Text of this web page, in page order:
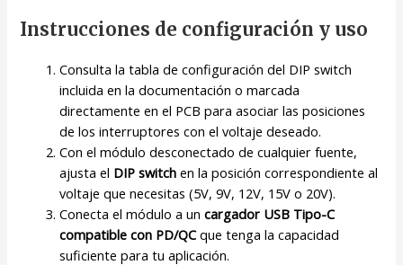
Instrucciones de configuración y uso
Consulta la tabla de configuración del DIP switch
incluida en la documentación o marcada
directamente en el PCB para asociar las posiciones
de los interruptores con el voltaje deseado.
Con el módulo desconectado de cualquier fuente,
ajusta el DIP switch en la posición correspondiente al
voltaje que necesitas (5V, 9V, 12V, 15V o 20V).
Conecta el módulo a uncargador USB Tipo-C
compatible con PD/QCque tenga la capacidad
suficiente para tu aplicación.